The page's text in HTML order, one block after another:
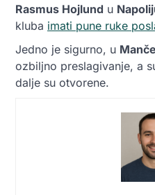
Rasmus Hojlund u
kluba imati pune ruke
Jedno je sigurno, u
ozbiljno preslagivanje, a
dalje su otvorene.